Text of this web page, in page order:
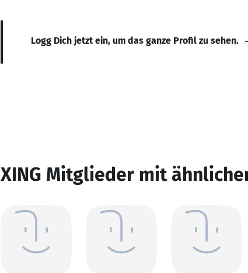
Logg Dich jetzt ein, um das ganze Profil zu sehen.
XING Mitglieder mit